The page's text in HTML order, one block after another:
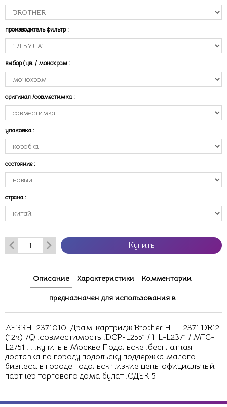
производитель фильтр :
выбор (цв. / монохром :
оригинал /совместимка :
упаковка :
состояние :
страна :
Купить
Описание Характеристики Комментарии
предназначен для использования в
AFBRHL2371010 .Драм-картридж Brother HL-L2371 DR12
(12k) 7Q .совместимость .DCP-L2551 / HL-L2371 / MFC-
L2751 . . .купить в Москве Подольске .бесплатная
доставка по городу подольску поддержка малого
бизнеса в городе подольск низкие цены официальный
партнер торгового дома булат .СДЕК 5